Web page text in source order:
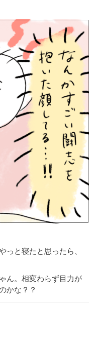
っと寝たと思ったら、
ん。相変わらず目力が
かな？？